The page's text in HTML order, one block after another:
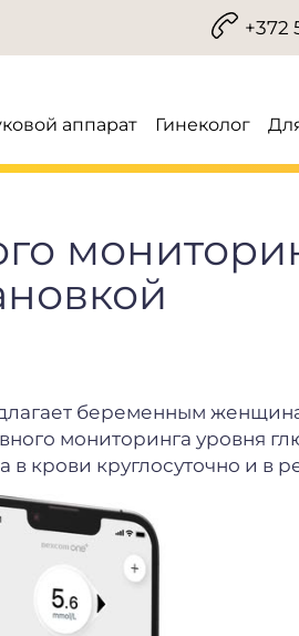
+372
аппарат Гинеколог
беременным
мониторинга уровня
в крови круглосуточно и в